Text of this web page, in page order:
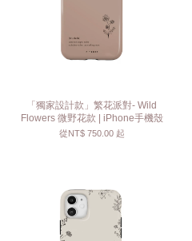
「獨家設計款」繁花派對- Wild
Flowers 微野花款 | iPhone手機殼
從NT$ 750.00 起